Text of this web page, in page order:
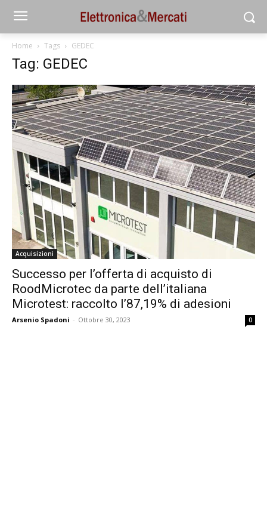
Home Tags GEDEC
Tag: GEDEC
Acquisizioni
Successo per l’offerta di acquisto di
RoodMicrotec da parte dell’italiana
Microtest: raccolto l’87,19% di adesioni
Arsenio Spadoni - Ottobre 30, 2023 0